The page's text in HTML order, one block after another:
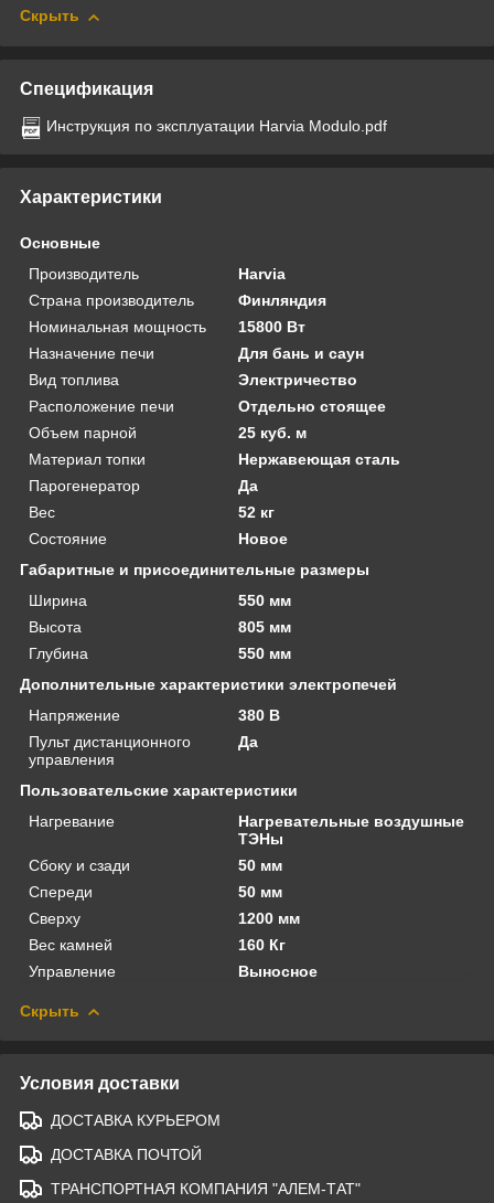
Скрыть
Спецификация
Инструкция по эксплуатации Harvia Modulo.pdf
Характеристики
Основные
Производитель
Harvia
Страна производитель
Финляндия
Номинальная мощность
15800 Вт
Назначение печи
Для бань и саун
Вид топлива
Электричество
Расположение печи
Отдельно стоящее
Объем парной
25 куб. м
Материал топки
Нержавеющая сталь
Парогенератор
Да
Вес
52 кг
Состояние
Новое
Габаритные и присоединительные размеры
Ширина
550 мм
Высота
805 мм
Глубина
550 мм
Дополнительные характеристики электропечей
Напряжение
380 В
Пульт дистанционного
управления
Да
Пользовательские характеристики
Нагревание
Нагревательные воздушные
ТЭНы
Сбоку и сзади
50 мм
Спереди
50 мм
Сверху
1200 мм
Вес камней
160 Кг
Управление
Выносное
Скрыть
Условия доставки
ДОСТАВКА КУРЬЕРОМ
ДОСТАВКА ПОЧТОЙ
ТРАНСПОРТНАЯ КОМПАНИЯ "АЛЕМ-ТАТ"